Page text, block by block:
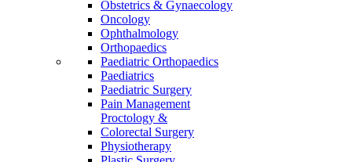
Obstetrics & Gynaecology
Oncology
Ophthalmology
Orthopaedics
Paediatric Orthopaedics
Paediatrics
Paediatric Surgery
Pain Management
Proctology &
Colorectal Surgery
Physiotherapy